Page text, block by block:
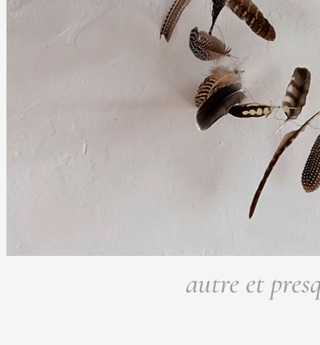
autre et